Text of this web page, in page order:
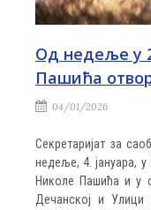
Од недеље у
Пашићa
04/01/2026
Секретаријат за
недеље, 4. јануара,
Николе Пашића и у
Дечанској и Улици